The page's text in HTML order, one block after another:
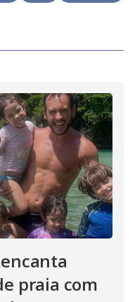
praia com